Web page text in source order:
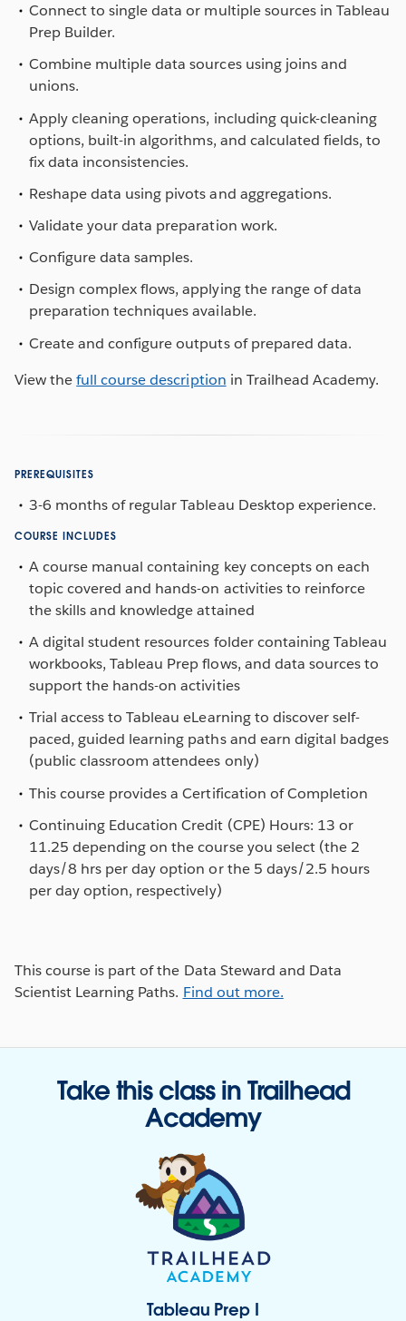
Connect to single data or multiple sources in Tableau
Prep Builder.
Combine multiple data sources using joins and
unions.
Apply cleaning operations, including quick-cleaning
options, built-in algorithms, and calculated fields, to
fix data inconsistencies.
Reshape data using pivots and aggregations.
Validate your data preparation work.
Configure data samples.
Design complex flows, applying the range of data
preparation techniques available.
Create and configure outputs of prepared data.
View thefull course description in Trailhead Academy.
PREREQUISITES
3-6 months of regular Tableau Desktop experience.
COURSE INCLUDES
A course manual containing key concepts on each
topic covered and hands-on activities to reinforce
the skills and knowledge attained
A digital student resources folder containing Tableau
workbooks, Tableau Prep flows, and data sources to
support the hands-on activities
Trial access to Tableau eLearning to discover self-
paced, guided learning paths and earn digital badges
(public classroom attendees only)
This course provides a Certification of Completion
Continuing Education Credit (CPE) Hours: 13 or
11.25 depending on the course you select (the 2
days/8 hrs per day option or the 5 days/2.5 hours
per day option, respectively)
This course is part of the Data Steward and Data
Scientist Learning Paths. Find out more.
Take this class in Trailhead
Academy
Tableau Prep I